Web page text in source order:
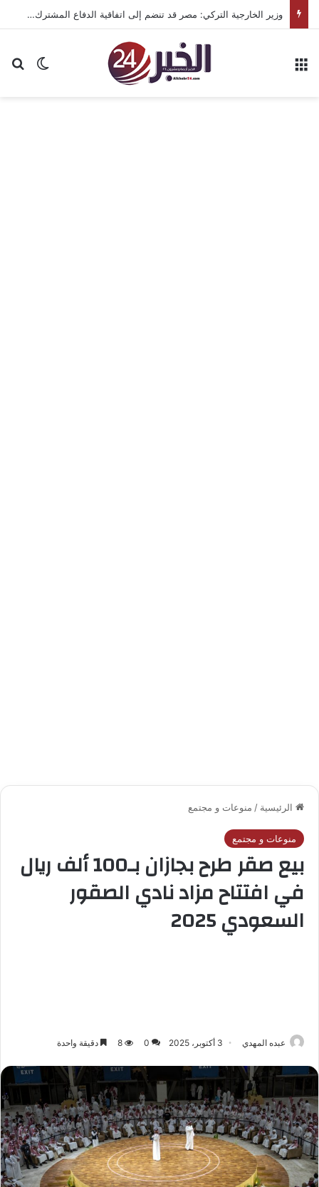
وزير الخارجية التركي: مصر قد تنضم إلى اتفاقية الدفاع المشترك مع تركيا والسعودية وباكستان
الوضع
الرئيسية / منوعات و مجتمع
منوعات و مجتمع
بيع صقر طرح بجازان بـ100 ألف ريال
في افتتاح مزاد نادي الصقور
السعودي 2025
عبده المهدي 3 أكتوبر، 2025 0
8 دقيقة واحدة